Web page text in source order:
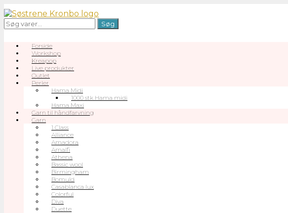
Gå
til
indhold
Søg
efter:
Søg
Forside
Workshop
Kreapop
Live produkter
Outlet
Perler
Hama Midi
1000 stk Hama midi
Hama Maxi
Garn til håndfarvning
Garn
1 Class
Alliance
Amadora
Amalfi
Athena
Bassic wool
Birmingham
Bomuld
Casablanca lux
Colorful
Diva
Duette